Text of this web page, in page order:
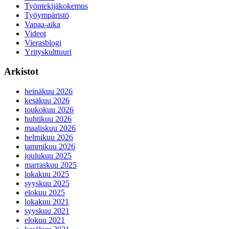
Työntekijäkokemus
Työympäristö
Vapaa-aika
Videot
Vierasblogi
Yrityskulttuuri
Arkistot
heinäkuu 2026
kesäkuu 2026
toukokuu 2026
huhtikuu 2026
maaliskuu 2026
helmikuu 2026
tammikuu 2026
joulukuu 2025
marraskuu 2025
lokakuu 2025
syyskuu 2025
elokuu 2025
lokakuu 2021
syyskuu 2021
elokuu 2021